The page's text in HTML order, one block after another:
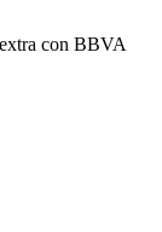
con BBVA